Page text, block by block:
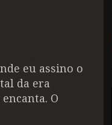
eu assino o
da era
O